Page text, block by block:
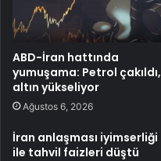
ABD-İran hattında
yumuşama: Petrol çakıldı,
altın yükseliyor
Ağustos 6, 2026
İran anlaşması iyimserliği
ile tahvil faizleri düştü